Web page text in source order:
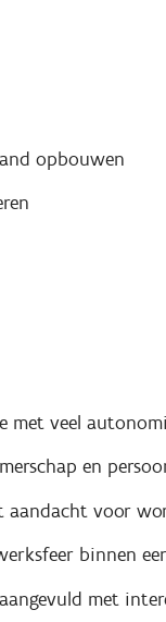
opbouwen
met veel
en
aandacht voor
binnen
met